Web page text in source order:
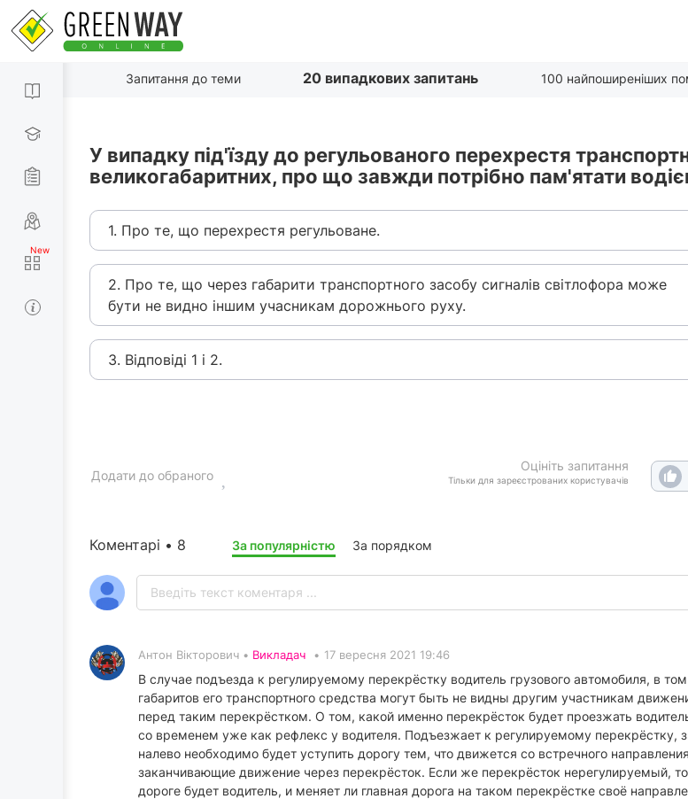
Запитання до теми 20 випадкових запитань 100 найпоширеніших
У випадку під'їзду до регульованого перехрестя
великогабаритних, про що завжди потрібно пам'ятати
1. Про те, що перехрестя регульоване.
2. Про те, що через габарити транспортного засобу сигналів світлофора може
бути не видно іншим учасникам дорожнього руху.
3. Відповіді 1 і 2.
Оцініть запитання
Тільки для зареєстрованих користувачів
Додати до обраного
Коментарі • 8 За популярністю За порядком
Антон Вікторович • Викладач • 17 вересня 2021 19:46
В случае подъезда к регулируемому перекрёстку водитель грузового автомобиля, в
габаритов его транспортного средства могут быть не видны другим участникам
перед таким перекрёстком. О том, какой именно перекрёсток будет проезжать
со временем уже как рефлекс у водителя. Подъезжает к регулируемому перекрёстку,
налево необходимо будет уступить дорогу тем, что движется со встречного
заканчивающие движение через перекрёсток. Если же перекрёсток нерегулируемый,
дороге будет водитель, и меняет ли главная дорога на таком перекрёстке своё